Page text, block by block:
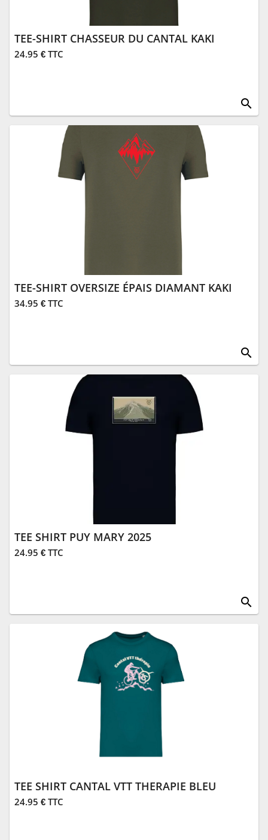
TEE-SHIRT CHASSEUR DU CANTAL KAKI
24.95 € TTC
search
TEE-SHIRT OVERSIZE ÉPAIS DIAMANT KAKI
34.95 € TTC
search
TEE SHIRT PUY MARY 2025
24.95 € TTC
search
TEE SHIRT CANTAL VTT THERAPIE BLEU
24.95 € TTC